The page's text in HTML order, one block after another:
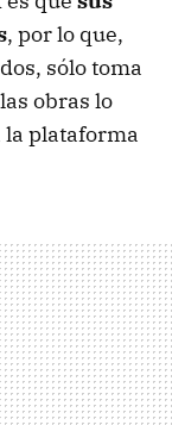
, por lo que,
sólo toma
obras lo
plataforma